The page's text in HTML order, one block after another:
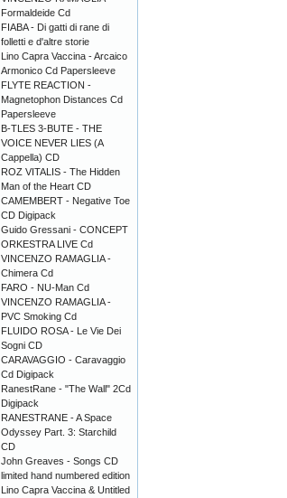
Formaldeide Cd
FIABA - Di gatti di rane di
folletti e d'altre storie
Lino Capra Vaccina - Arcaico
Armonico Cd Papersleeve
FLYTE REACTION -
Magnetophon Distances Cd
Papersleeve
B-TLES 3-BUTE - THE
VOICE NEVER LIES (A
Cappella) CD
ROZ VITALIS - The Hidden
Man of the Heart CD
CAMEMBERT - Negative Toe
CD Digipack
Guido Gressani - CONCEPT
ORKESTRA LIVE Cd
VINCENZO RAMAGLIA -
Chimera Cd
FARO - NU-Man Cd
VINCENZO RAMAGLIA -
PVC Smoking Cd
FLUIDO ROSA - Le Vie Dei
Sogni CD
CARAVAGGIO - Caravaggio
Cd Digipack
RanestRane - "The Wall" 2Cd
Digipack
RANESTRANE - A Space
Odyssey Part. 3: Starchild
CD
John Greaves - Songs CD
limited hand numbered edition
Lino Capra Vaccina & Untitled